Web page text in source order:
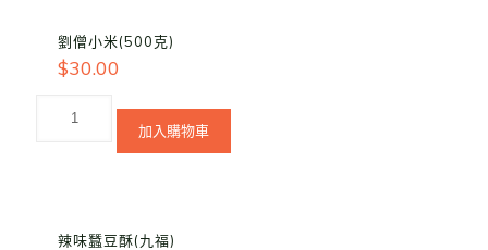
劉僧小米(500克)
$30.00
加入購物車
辣味蠶豆酥(九福)